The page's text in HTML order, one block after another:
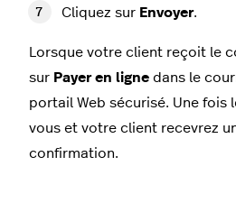
Cliquez sur Envoyer.
Lorsque votre client reçoit le
sur Payer en ligne dans le
portail Web sécurisé. Une fois
vous et votre client recevrez
confirmation.